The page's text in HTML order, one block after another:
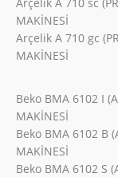
MAKİNESİ
Arçelik A 710 gc
MAKİNESİ
Beko BMA 6102 I
MAKİNESİ
Beko BMA 6102 B
MAKİNESİ
Beko BMA 6102 S